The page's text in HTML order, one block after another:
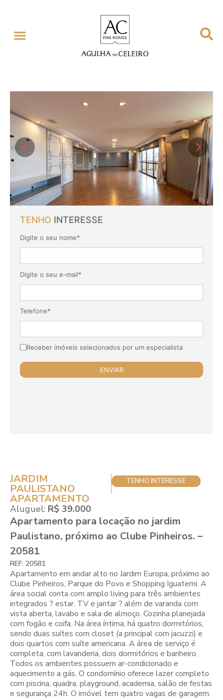
TENHO INTERESSE
Digite o seu nome*
Digite o seu e-mail*
Telefone*
Receber imóveis selecionados por um especialista
JARDIM
PAULISTANO
APARTAMENTO
Aluguel: R$ 39.000
TENHO INTERESSE
Apartamento para locação no jardim
Paulistano, próximo ao Clube Pinheiros. –
20581
REF: 20581
Apartamento em andar alto no Jardim Europa, próximo ao
Clube Pinheiros, Parque do Povo e Shopping Iguatemi. A
área social conta com amplo living para três ambientes
integrados ? estar, TV e jantar ? além de varanda com
vista aberta, lavabo e sala de almoço. Cozinha planejada
com fogão e coifa. Na área íntima, há quatro dormitórios,
sendo duas suítes com closet (a principal com jacuzzi) e
dois quartos com suíte americana. A área de serviço é
completa, com lavanderia, dois dormitórios e banheiro.
Todos os ambientes possuem ar-condicionado e
aquecimento a gás. O condomínio oferece lazer completo
com piscina, quadra, playground, academia, salão de festas
e segurança 24h. O imóvel tem quatro vagas de garagem.